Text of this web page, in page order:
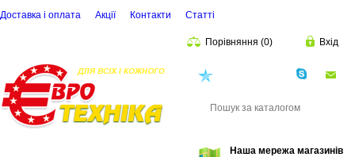
Доставка і оплата Акції Контакти Статті
Порівняння (0) Вхід
Наша мережа магазинів